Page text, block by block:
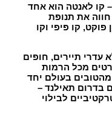
קו לאנטה הוא אחד
את תנופת
קו פיפי וקו
עדרי תיירים, חופים
מכל הרמות
מהטובים בעולם יחד
בדרום תאילנד –
לבילוי